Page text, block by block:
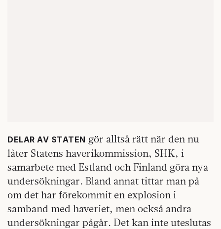
DELAR AV STATEN gör alltså rätt när den nu
låter Statens haverikommission, SHK, i
samarbete med Estland och Finland göra nya
undersökningar. Bland annat tittar man på
om det har förekommit en explosion i
samband med haveriet, men också andra
undersökningar pågår. Det kan inte uteslutas